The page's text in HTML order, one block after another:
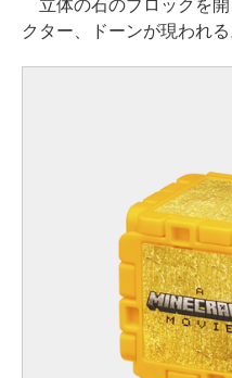
立体の石のブロックを開
クター、ドーンが現われる